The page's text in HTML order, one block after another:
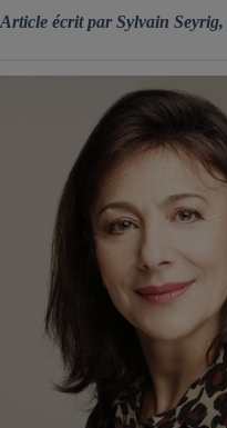
Article écrit par Sylvain Seyrig,